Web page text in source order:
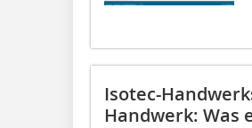
Isotec-
Handwerk: Was